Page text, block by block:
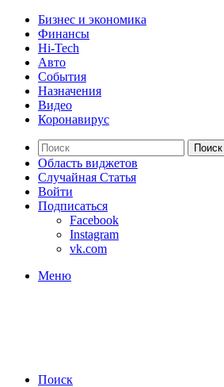
Бизнес и экономика
Финансы
Hi-Tech
Авто
События
Назначения
Видео
Коронавирус
Поиск
Область виджетов
Случайная Статья
Войти
Подписаться
Facebook
Instagram
vk.com
Меню
Поиск